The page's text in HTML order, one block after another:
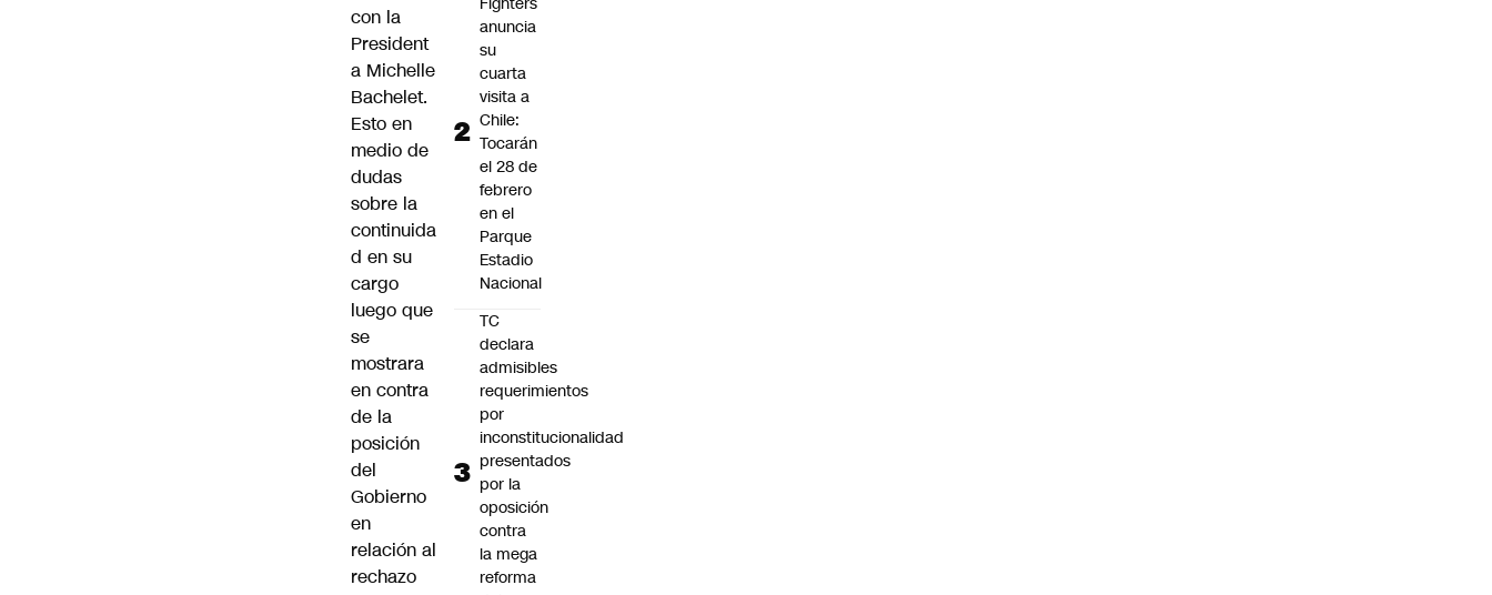
con la
President
a Michelle
Bachelet.
Esto en
medio de
dudas
sobre la
continuida
d en su
cargo
luego que
se
mostrara
en contra
de la
posición
del
Gobierno
en
relación al
rechazo
anuncia
su
cuarta
visita a
Chile:
Tocarán
el 28 de
febrero
en el
Parque
Estadio
Nacional
TC
declara
admisibles
requerimientos
por
inconstitucionalidad
presentados
por la
oposición
contra
la mega
reforma